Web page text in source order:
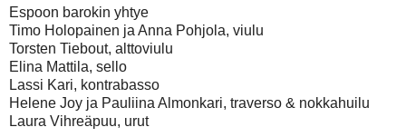
Espoon barokin yhtye
Timo Holopainen ja Anna Pohjola, viulu
Torsten Tiebout, alttoviulu
Elina Mattila, sello
Lassi Kari, kontrabasso
Helene Joy ja Pauliina Almonkari, traverso & nokkahuilu
Laura Vihreäpuu, urut